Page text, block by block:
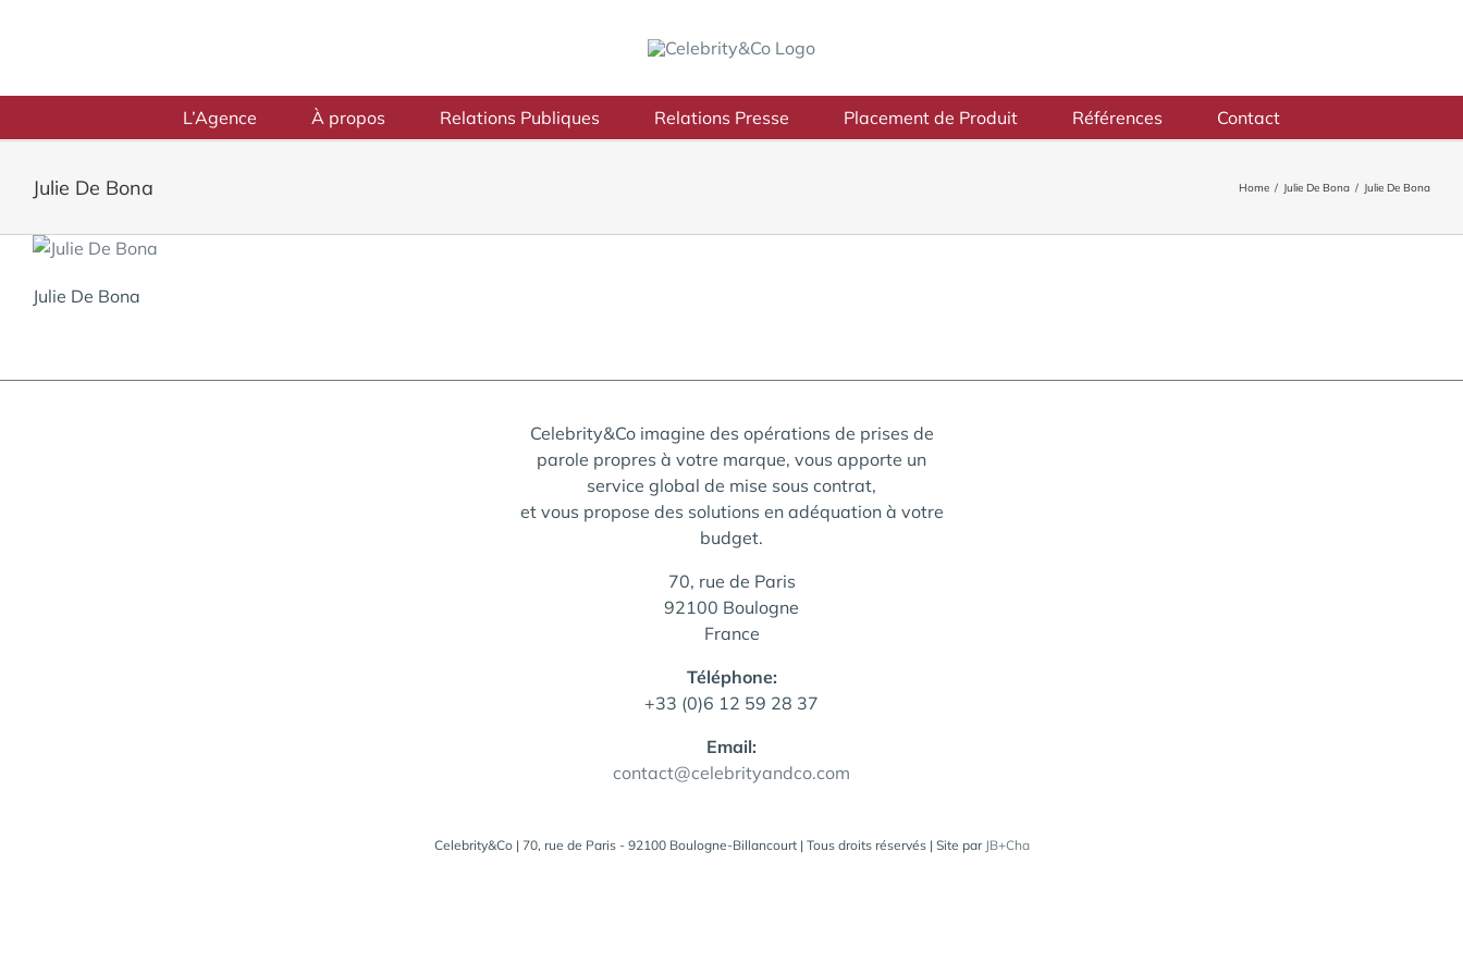
L’Agence À propos Relations Publiques Relations Presse Placement de Produit Références Contact
Julie De Bona Home / Julie De Bona / Julie De Bona
Julie De Bona
Celebrity&Co imagine des opérations de prises de
parole propres à votre marque, vous apporte un
service global de mise sous contrat,
et vous propose des solutions en adéquation à votre
budget.
70, rue de Paris
92100 Boulogne
France
Téléphone:
+33 (0)6 12 59 28 37
Email:
contact@celebrityandco.com
Celebrity&Co | 70, rue de Paris - 92100 Boulogne-Billancourt | Tous droits réservés | Site par JB+Cha